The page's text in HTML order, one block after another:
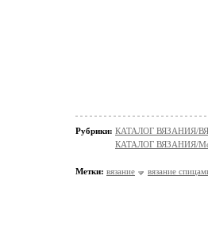
Рубрики: КАТАЛОГ ВЯЗАНИЯ/
КАТАЛОГ ВЯЗАНИЯ/
Метки: вязание вязание